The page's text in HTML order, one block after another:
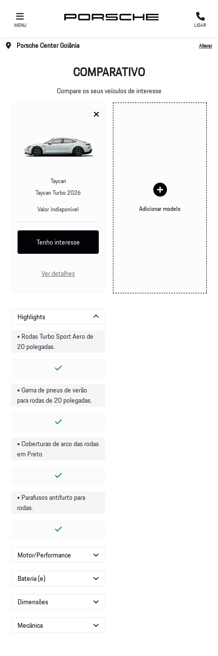
MENU LIGAR
Porsche Center Goiânia Alterar
COMPARATIVO
Compare os seus veículos de interesse
Taycan
Taycan Turbo 2026
Valor indisponível
Tenho interesse
Ver detalhes
Adicionar modelo
Highlights
• Rodas Turbo Sport Aero de
20 polegadas.
• Gama de pneus de verão
para rodas de 20 polegadas.
• Coberturas de arco das rodas
em Preto.
• Parafusos antifurto para
rodas.
Motor/Performance
Bateria (e)
Dimensões
Mecânica